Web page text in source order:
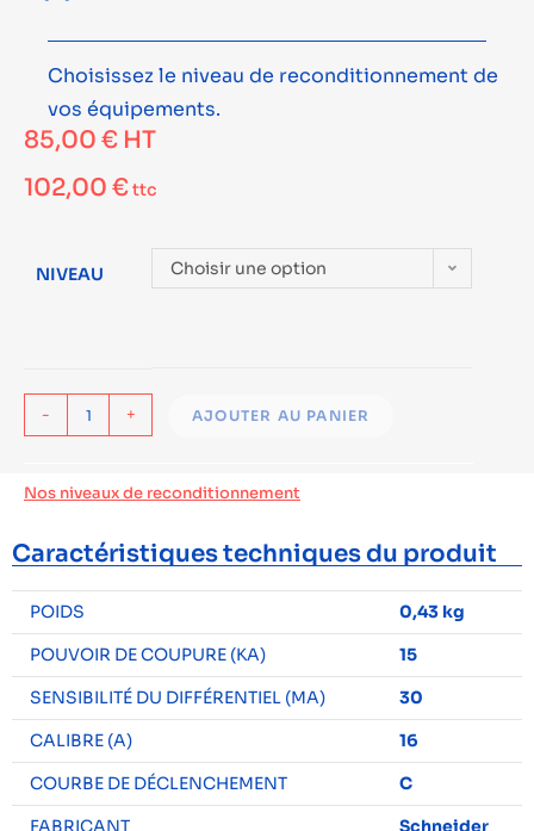
Choisissez le niveau de reconditionnement de
vos équipements.
85,00 € HT
102,00 €ttc
NIVEAU Choisir une option
- + AJOUTER AU PANIER
Nos niveaux de reconditionnement
Caractéristiques techniques du produit
POIDS
0,43 kg
POUVOIR DE COUPURE (KA)
15
SENSIBILITÉ DU DIFFÉRENTIEL (MA)
30
CALIBRE (A)
16
COURBE DE DÉCLENCHEMENT
C
FABRICANT
Schneider